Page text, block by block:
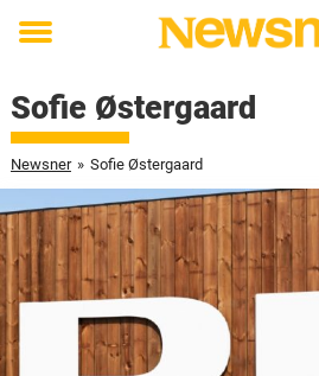
Toggle
Sofie Østergaard
Newsner » Sofie Østergaard